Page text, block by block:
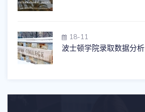
18-11
波士顿学院录取数据分析